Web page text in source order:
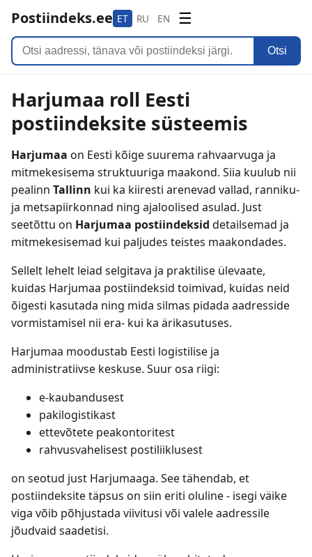
Postiindeks.ee ET RU EN ☰
Otsi
Harjumaa roll Eesti
postiindeksite süsteemis
Harjumaa on Eesti kõige suurema rahvaarvuga ja
mitmekesisema struktuuriga maakond. Siia kuulub nii
pealinn Tallinn kui ka kiiresti arenevad vallad, ranniku-
ja metsapiirkonnad ning ajaloolised asulad. Just
seetõttu on Harjumaa postiindeksid detailsemad ja
mitmekesisemad kui paljudes teistes maakondades.
Sellelt lehelt leiad selgitava ja praktilise ülevaate,
kuidas Harjumaa postiindeksid toimivad, kuidas neid
õigesti kasutada ning mida silmas pidada aadresside
vormistamisel nii era- kui ka ärikasutuses.
Harjumaa moodustab Eesti logistilise ja
administratiivse keskuse. Suur osa riigi:
e-kaubandusest
pakilogistikast
ettevõtete peakontoritest
rahvusvahelisest postiliiklusest
on seotud just Harjumaaga. See tähendab, et
postiindeksite täpsus on siin eriti oluline - isegi väike
viga võib põhjustada viivitusi või valele aadressile
jõudvaid saadetisi.